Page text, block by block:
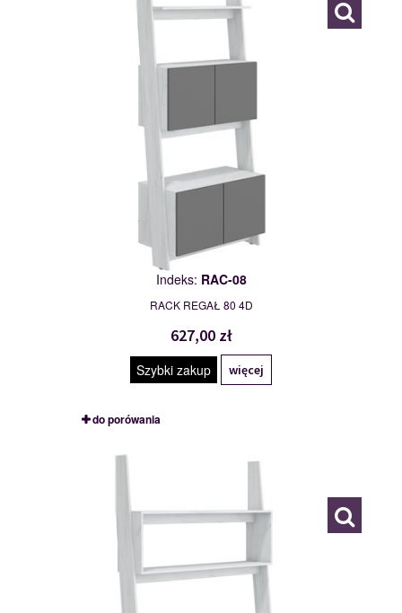
Indeks: RAC-08
RACK REGAŁ 80 4D
627,00 zł
Szybki zakup więcej
do porówania
RAC-09